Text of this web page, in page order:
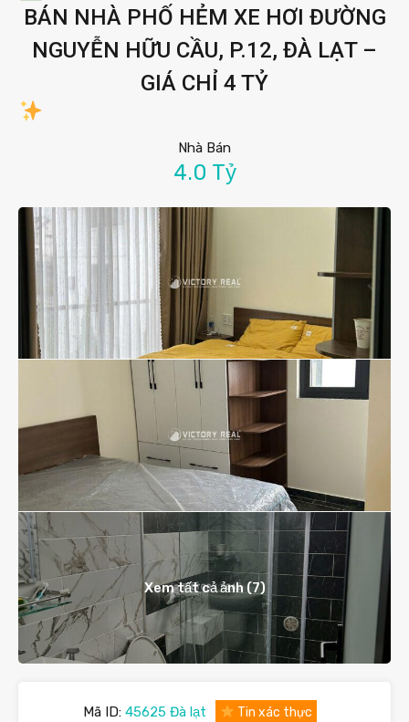
BÁN NHÀ PHỐ HẺM XE HƠI ĐƯỜNG
NGUYỄN HỮU CẦU, P.12, ĐÀ LẠT –
GIÁ CHỈ 4 TỶ
Nhà Bán
4.0 Tỷ
Xem tất cả ảnh (7)
Mã ID: 45625 Đà lạt Tin xác thực